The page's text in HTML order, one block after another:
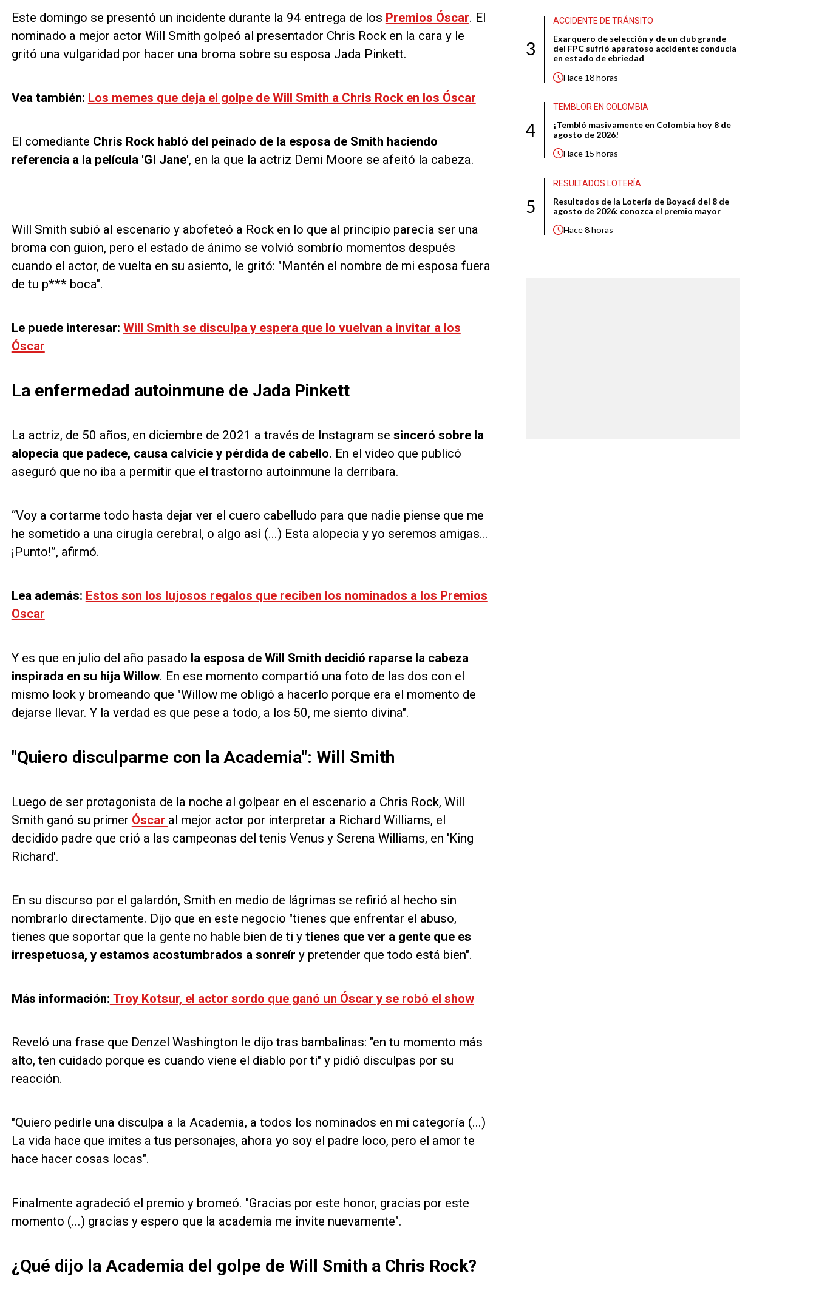
Este domingo se presentó un incidente durante la 94 entrega de los Premios Óscar. El
nominado a mejor actor Will Smith golpeó al presentador Chris Rock en la cara y le
gritó una vulgaridad por hacer una broma sobre su esposa Jada Pinkett.
Vea también: Los memes que deja el golpe de Will Smith a Chris Rock en los Óscar
El comediante Chris Rock habló del peinado de la esposa de Smith haciendo
referencia a la película 'GI Jane', en la que la actriz Demi Moore se afeitó la cabeza.
Will Smith subió al escenario y abofeteó a Rock en lo que al principio parecía ser una
broma con guion, pero el estado de ánimo se volvió sombrío momentos después
cuando el actor, de vuelta en su asiento, le gritó: "Mantén el nombre de mi esposa fuera
de tu p*** boca".
Le puede interesar: Will Smith se disculpa y espera que lo vuelvan a invitar a los
Óscar
La enfermedad autoinmune de Jada Pinkett
La actriz, de 50 años, en diciembre de 2021 a través de Instagram se sinceró sobre la
alopecia que padece, causa calvicie y pérdida de cabello. En el video que publicó
aseguró que no iba a permitir que el trastorno autoinmune la derribara.
“Voy a cortarme todo hasta dejar ver el cuero cabelludo para que nadie piense que me
he sometido a una cirugía cerebral, o algo así (...) Esta alopecia y yo seremos amigas…
¡Punto!”, afirmó.
Lea además: Estos son los lujosos regalos que reciben los nominados a los Premios
Oscar
Y es que en julio del año pasado la esposa de Will Smith decidió raparse la cabeza
inspirada en su hija Willow. En ese momento compartió una foto de las dos con el
mismo look y bromeando que "Willow me obligó a hacerlo porque era el momento de
dejarse llevar. Y la verdad es que pese a todo, a los 50, me siento divina".
"Quiero disculparme con la Academia": Will Smith
Luego de ser protagonista de la noche al golpear en el escenario a Chris Rock, Will
Smith ganó su primer Óscar al mejor actor por interpretar a Richard Williams, el
decidido padre que crió a las campeonas del tenis Venus y Serena Williams, en 'King
Richard'.
En su discurso por el galardón, Smith en medio de lágrimas se refirió al hecho sin
nombrarlo directamente. Dijo que en este negocio "tienes que enfrentar el abuso,
tienes que soportar que la gente no hable bien de ti y tienes que ver a gente que es
irrespetuosa, y estamos acostumbrados a sonreír y pretender que todo está bien".
Más información: Troy Kotsur, el actor sordo que ganó un Óscar y se robó el show
Reveló una frase que Denzel Washington le dijo tras bambalinas: "en tu momento más
alto, ten cuidado porque es cuando viene el diablo por ti" y pidió disculpas por su
reacción.
"Quiero pedirle una disculpa a la Academia, a todos los nominados en mi categoría (...)
La vida hace que imites a tus personajes, ahora yo soy el padre loco, pero el amor te
hace hacer cosas locas".
Finalmente agradeció el premio y bromeó. "Gracias por este honor, gracias por este
momento (...) gracias y espero que la academia me invite nuevamente".
¿Qué dijo la Academia del golpe de Will Smith a Chris Rock?
3
ACCIDENTE DE TRÁNSITO
Exarquero de selección y de un club grande
del FPC sufrió aparatoso accidente: conducía
en estado de ebriedad
Hace 18 horas
4
TEMBLOR EN COLOMBIA
¡Tembló masivamente en Colombia hoy 8 de
agosto de 2026!
Hace 15 horas
5
RESULTADOS LOTERÍA
Resultados de la Lotería de Boyacá del 8 de
agosto de 2026: conozca el premio mayor
Hace8 horas